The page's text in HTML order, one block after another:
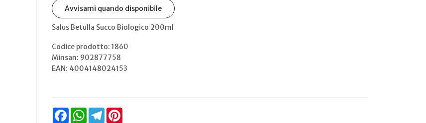
Avvisami quando disponibile
Salus Betulla Succo Biologico 200ml
Codice prodotto: 1860
Minsan: 902877758
EAN: 4004148024153
FacebookWhatsAppTelegram